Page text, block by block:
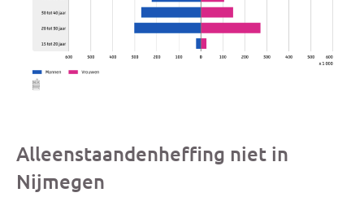
Alleenstaandenheffing niet in
Nijmegen